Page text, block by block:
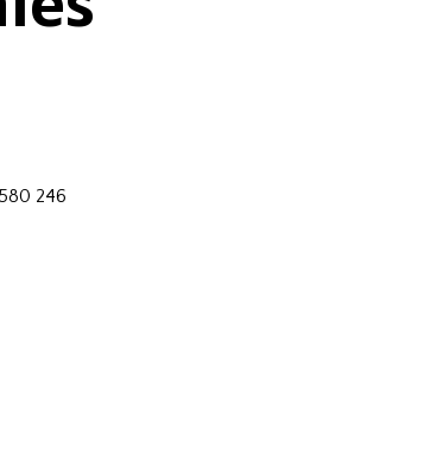
246